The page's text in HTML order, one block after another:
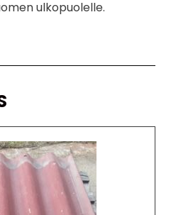
ulkopuolelle.